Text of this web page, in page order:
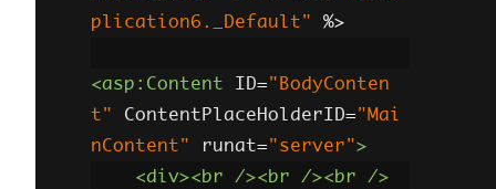
plication6._Default"
%>
<asp:Content ID="BodyConten
t"
ContentPlaceHolderID="Mai
nContent"
runat="server">
<div><br
/><br /><br
/>